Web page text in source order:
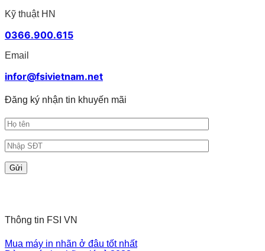
Kỹ thuật HN
0366.900.615
Email
infor@fsivietnam.net
Đăng ký nhận tin khuyến mãi
Thông tin FSI VN
Mua máy in nhãn ở đâu tốt nhất